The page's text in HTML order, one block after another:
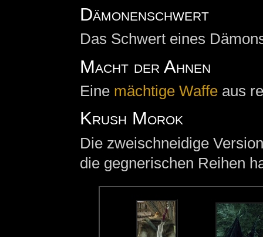
Dämonenschwert
Das Schwert eines
Macht der Ahnen
Eine mächtige Waffeaus
Krush Morok
Die zweischneidige
die gegnerischen Reihen